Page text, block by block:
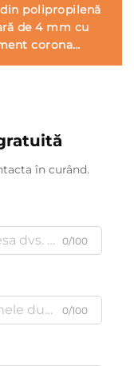
polipropilenă
de 4 mm cu
corona
în curând.
0/100
0/100